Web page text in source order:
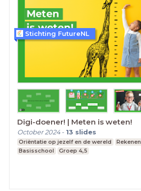
Digi-doener! | Meten is weten!
October 2024- 13 slides
Oriëntatie op jezelf en de wereld Rekenen
Basisschool
Groep 4,5
Stichting FutureNL